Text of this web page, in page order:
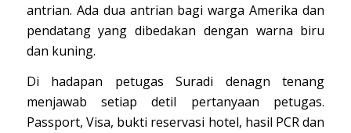
antrian. Ada dua antrian bagi warga Amerika dan
pendatang yang dibedakan dengan warna biru
dan kuning.
Di hadapan petugas Suradi denagn tenang
menjawab setiap detil pertanyaan petugas.
Passport, Visa, bukti reservasi hotel, hasil PCR dan